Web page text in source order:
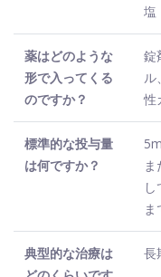
塩
薬はどのような
形で入ってくる
のですか？
錠
ル
性
標準的な投与量
は何ですか？
ま
ま
典型的な治療は
長